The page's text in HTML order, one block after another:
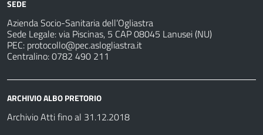
SEDE
Azienda Socio-Sanitaria dell’Ogliastra
Sede Legale: via Piscinas, 5 CAP 08045 Lanusei (NU)
PEC: protocollo@pec.aslogliastra.it
Centralino: 0782 490 211
ARCHIVIO ALBO PRETORIO
Archivio Atti fino al 31.12.2018